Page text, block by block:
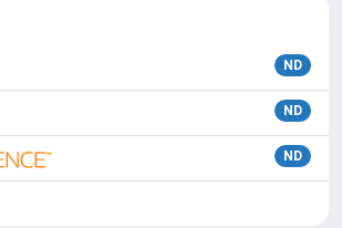
ND
ND
ND